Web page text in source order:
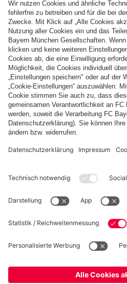
DAS KÖNNTE DICH
UNSERE MASKOTTCHEN
Berni,
Mia
und
Ben
ALLIANZ ARENA
FC
Bayern
KIDS
CLUB-
Zone
EVENTANMELDUNG
KIDS
CLUB-
Fußballcamps
MYFCBAYERN
Entdecke
deinen
persönlichen
Fanbereich
Impressum
Datenschutz AGB Barrierefreiheit
Verträge hier kündigen